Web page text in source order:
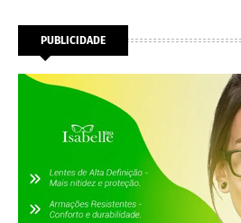
PUBLICIDADE